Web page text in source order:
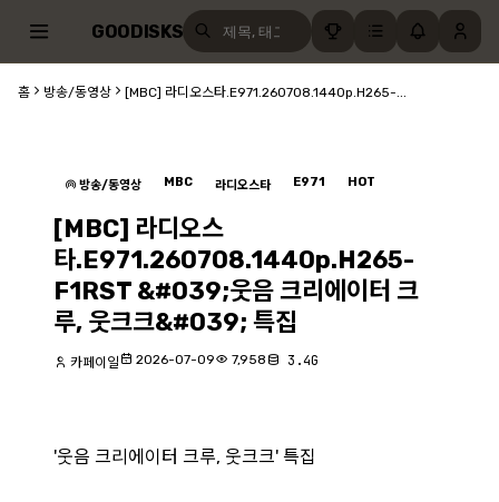
GOODISKS
홈 방송/동영상 [MBC] 라디오스타.E971.260708.1440p.H265-...
방송/동영상 MBC 라디오스타 E971 HOT
[MBC] 라디오스
타.E971.260708.1440p.H265-
F1RST &#039;웃음 크리에이터 크
루, 웃크크&#039; 특집
카페이일 2026-07-09 7,958 3.4G
'웃음 크리에이터 크루, 웃크크' 특집